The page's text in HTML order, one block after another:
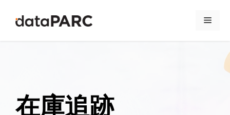
メニ
在庫追跡